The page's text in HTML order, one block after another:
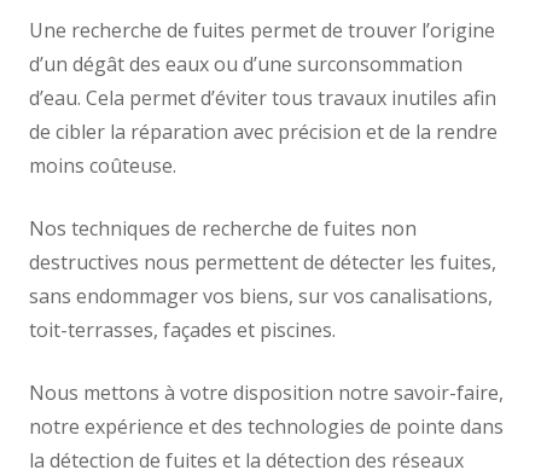
Une recherche de fuites permet de trouver l’origine
d’un dégât des eaux ou d’une surconsommation
d’eau. Cela permet d’éviter tous travaux inutiles afin
de cibler la réparation avec précision et de la rendre
moins coûteuse.
Nos techniques de recherche de fuites non
destructives nous permettent de détecter les fuites,
sans endommager vos biens, sur vos canalisations,
toit-terrasses, façades et piscines.
Nous mettons à votre disposition notre savoir-faire,
notre expérience et des technologies de pointe dans
la détection de fuites et la détection des réseaux